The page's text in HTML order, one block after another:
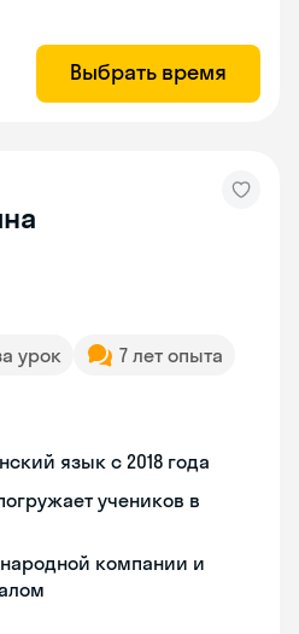
Выбрать время
урок 7 лет опыта
язык с 2018 года
учеников в
компании и